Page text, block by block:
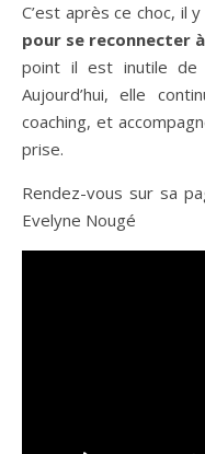
C’est après ce choc, il
pour se reconnecter
point il est inutile de
Aujourd’hui, elle
coaching, et
prise.
Rendez-vous sur sa
Evelyne Nougé